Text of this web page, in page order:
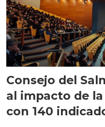
Consejo del
al impacto de
con 140